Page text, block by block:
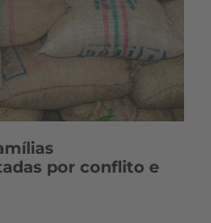
por conflito e